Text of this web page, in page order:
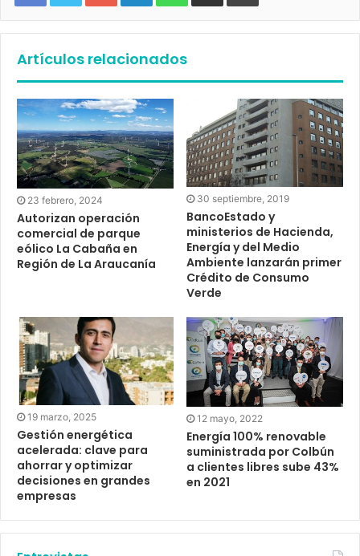
Artículos relacionados
23 febrero, 2024
Autorizan operación
comercial de parque
eólico La Cabaña en
Región de La Araucanía
30 septiembre, 2019
BancoEstado y
ministerios de Hacienda,
Energía y del Medio
Ambiente lanzarán primer
Crédito de Consumo
Verde
19 marzo, 2025
Gestión energética
acelerada: clave para
ahorrar y optimizar
decisiones en grandes
empresas
12 mayo, 2022
Energía 100% renovable
suministrada por Colbún
a clientes libres sube 43%
en 2021